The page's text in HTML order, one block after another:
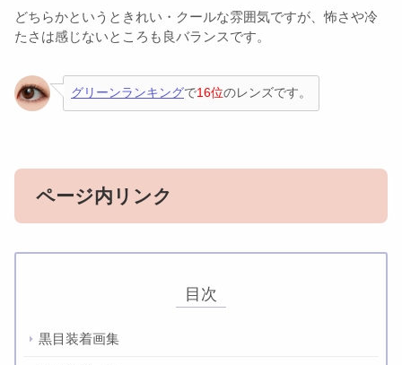
どちらかというときれい・クールな雰囲気ですが、怖さや冷
たさは感じないところも良バランスです。
グリーンランキングで16位のレンズです。
ページ内リンク
目次
黒目装着画集